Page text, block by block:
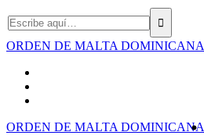
ORDEN DE MALTA DOMINICANA
ORDEN DE MALTA DOMINICANA